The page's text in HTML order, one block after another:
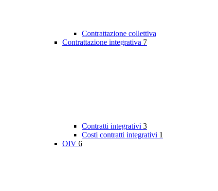
Contrattazione collettiva
Contrattazione integrativa 7
Contratti integrativi 3
Costi contratti integrativi 1
OIV 6